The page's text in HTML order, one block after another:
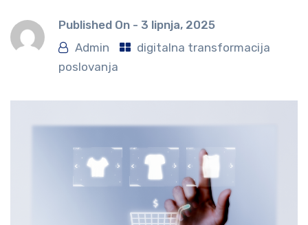
Published On - 3 lipnja, 2025
Admin
digitalna transformacija
poslovanja